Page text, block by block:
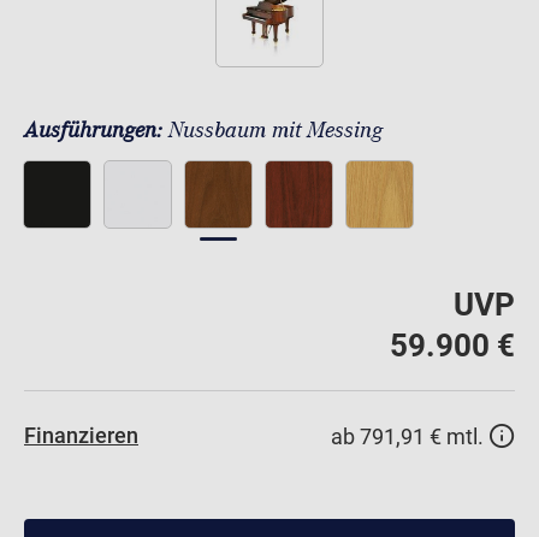
Ausführungen:Nussbaum mit Messing
UVP
59.900 €
Finanzieren ab 791,91 € mtl.